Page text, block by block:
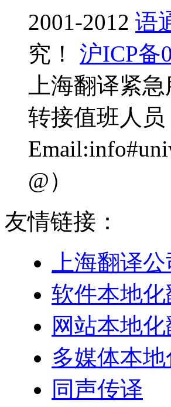
2001-2012 语
究！
沪ICP备
上海翻译紧
转接值班人
@）
友情链接：
上海翻译公
软件本地化
网站本地
多媒体本
同声传译